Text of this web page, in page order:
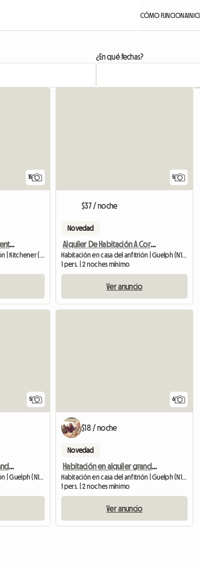
CÓMO FUNCIONA
¿En qué fechas?
15
Habitación en Kitchener frente al campus Doon de Conestoga college
Habitación en casa del anfitrión | Kitchener (N2P) | 3000 M2
5
$37 / noche
Novedad
Alquiler De Habitación A Corto Plazo/durante La Noche
Habitación en casa del anfitrión | Guelph (N1H 6W1)
1 pers. | 2 noches mínimo
Ver anuncio
5
Habitación en alquiler grande amueblada, estacionamiento en la calle desde mayo.
Habitación en casa del anfitrión | Guelph (N1E 1R6)
6
$18 / noche
Novedad
Habitación en alquiler grande amueblada, sin aparcamiento, parada de autobús cerca.
Habitación en casa del anfitrión | Guelph (N1E 1R6)
1 pers. | 2 noches mínimo
Ver anuncio